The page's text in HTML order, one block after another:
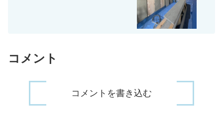
コメント
コメントを書き込む